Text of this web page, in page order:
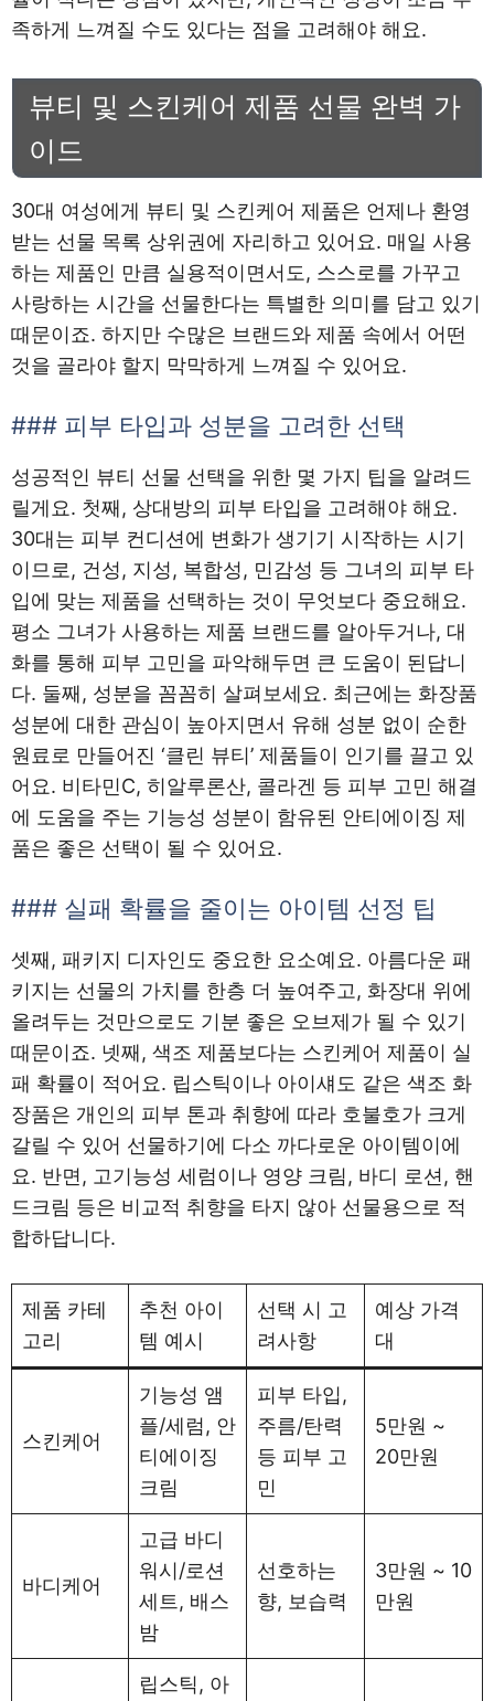
족하게 느껴질 수도 있다는 점을 고려해야 해요.
뷰티 및 스킨케어 제품 선물 완벽 가
이드
30대 여성에게 뷰티 및 스킨케어 제품은 언제나 환영
받는 선물 목록 상위권에 자리하고 있어요. 매일 사용
하는 제품인 만큼 실용적이면서도, 스스로를 가꾸고
사랑하는 시간을 선물한다는 특별한 의미를 담고 있기
때문이죠. 하지만 수많은 브랜드와 제품 속에서 어떤
것을 골라야 할지 막막하게 느껴질 수 있어요.
### 피부 타입과 성분을 고려한 선택
성공적인 뷰티 선물 선택을 위한 몇 가지 팁을 알려드
릴게요. 첫째, 상대방의 피부 타입을 고려해야 해요.
30대는 피부 컨디션에 변화가 생기기 시작하는 시기
이므로, 건성, 지성, 복합성, 민감성 등 그녀의 피부 타
입에 맞는 제품을 선택하는 것이 무엇보다 중요해요.
평소 그녀가 사용하는 제품 브랜드를 알아두거나, 대
화를 통해 피부 고민을 파악해두면 큰 도움이 된답니
다. 둘째, 성분을 꼼꼼히 살펴보세요. 최근에는 화장품
성분에 대한 관심이 높아지면서 유해 성분 없이 순한
원료로 만들어진 ‘클린 뷰티’ 제품들이 인기를 끌고 있
어요. 비타민C, 히알루론산, 콜라겐 등 피부 고민 해결
에 도움을 주는 기능성 성분이 함유된 안티에이징 제
품은 좋은 선택이 될 수 있어요.
### 실패 확률을 줄이는 아이템 선정 팁
셋째, 패키지 디자인도 중요한 요소예요. 아름다운 패
키지는 선물의 가치를 한층 더 높여주고, 화장대 위에
올려두는 것만으로도 기분 좋은 오브제가 될 수 있기
때문이죠. 넷째, 색조 제품보다는 스킨케어 제품이 실
패 확률이 적어요. 립스틱이나 아이섀도 같은 색조 화
장품은 개인의 피부 톤과 취향에 따라 호불호가 크게
갈릴 수 있어 선물하기에 다소 까다로운 아이템이에
요. 반면, 고기능성 세럼이나 영양 크림, 바디 로션, 핸
드크림 등은 비교적 취향을 타지 않아 선물용으로 적
합하답니다.
제품 카테
고리
추천 아이
템 예시
선택 시 고
려사항
예상 가격
대
스킨케어
기능성 앰
플/세럼, 안
티에이징
크림
피부 타입,
주름/탄력
등 피부 고
민
5만원 ~
20만원
바디케어
고급 바디
워시/로션
세트, 배스
밤
선호하는
향, 보습력
3만원 ~ 10
만원
립스틱, 아